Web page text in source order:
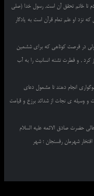
تا خاتم تحقق آن است, رسول خدا (صلی
نزد او علم تمام قرآن است به یادگار
ولی در فرصت کوتاهی که برای ششمین
کرد , و فطرت تشنه انسانیت را به آب
انجام دهند تا مشمول دعای
و وسیله ی نجات از شدائد برزخ و قیامت
حضرت صادق الائمه علیه السلام
شهرمان رفسنجان ؛ شهر